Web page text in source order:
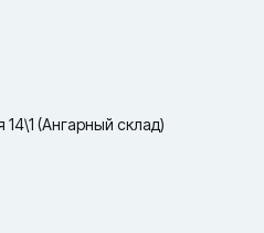
(Ангарный склад)